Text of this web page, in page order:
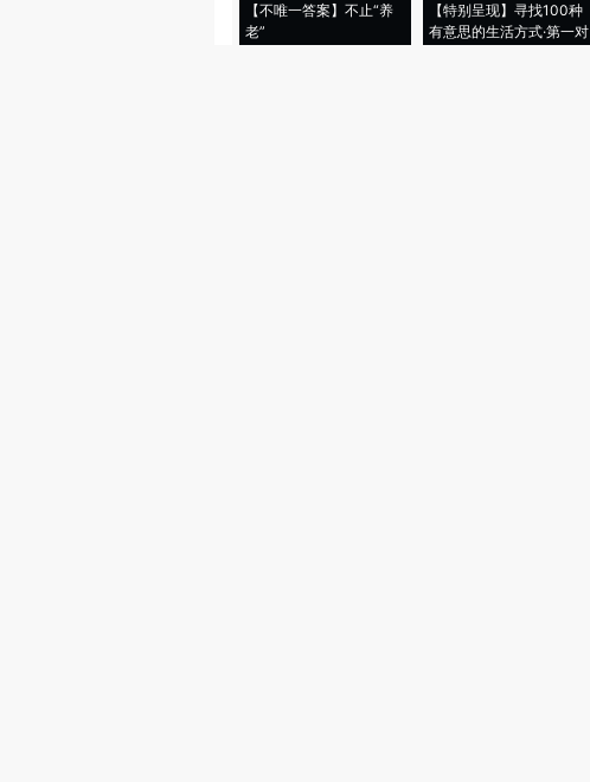
【不唯一答案】不止“养
老”
【特别呈现】寻找100种
有意思的生活方式·第一对